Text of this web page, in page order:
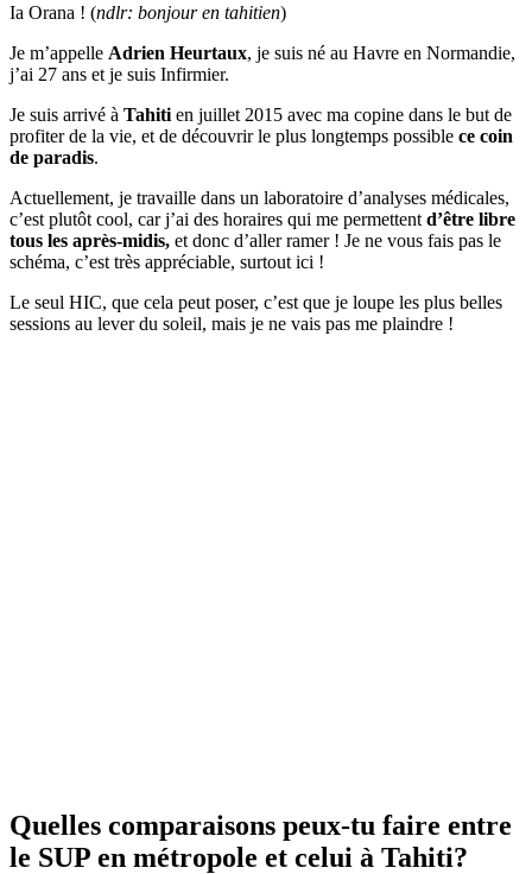
Ia Orana ! (ndlr: bonjour en tahitien)
Je m’appelle Adrien Heurtaux, je suis né au Havre en Normandie,
j’ai 27 ans et je suis Infirmier.
Je suis arrivé à Tahiti en juillet 2015 avec ma copine dans le but de
profiter de la vie, et de découvrir le plus longtemps possible ce coin
de paradis.
Actuellement, je travaille dans un laboratoire d’analyses médicales,
c’est plutôt cool, car j’ai des horaires qui me permettent d’être libre
tous les après-midis, et donc d’aller ramer ! Je ne vous fais pas le
schéma, c’est très appréciable, surtout ici !
Le seul HIC, que cela peut poser, c’est que je loupe les plus belles
sessions au lever du soleil, mais je ne vais pas me plaindre !
Quelles comparaisons peux-tu faire entre
le SUP en métropole et celui à Tahiti?